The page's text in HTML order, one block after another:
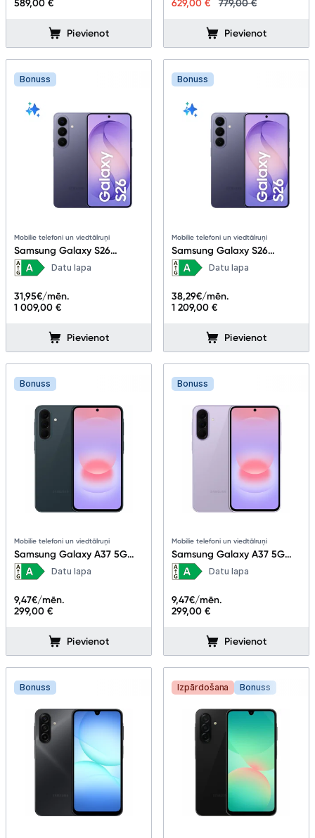
589,00 €
Pievienot
629,00 € 779,00 €
Pievienot
Bonuss
Mobilie telefoni un viedtālruņi
Samsung Galaxy S26
12+256GB Cobalt Violet
Datu lapa
1 009,00 €
31,95€/mēn.
Pievienot
Bonuss
Mobilie telefoni un viedtālruņi
Samsung Galaxy S26
12+512GB Cobalt Violet
Datu lapa
1 209,00 €
38,29€/mēn.
Pievienot
Bonuss
Mobilie telefoni un viedtālruņi
Samsung Galaxy A37 5G
6+128GB Awesome
Graygreen
Datu lapa
299,00 €
9,47€/mēn.
Pievienot
Bonuss
Mobilie telefoni un viedtālruņi
Samsung Galaxy A37 5G
6+128GB Awesome
Lavander
Datu lapa
299,00 €
9,47€/mēn.
Pievienot
Bonuss Izpārdošana Bonuss